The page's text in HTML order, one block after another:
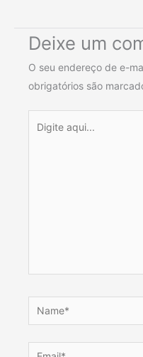
Deixe um
O seu endereço de e-
obrigatórios são
aqui...
Name*
Email*